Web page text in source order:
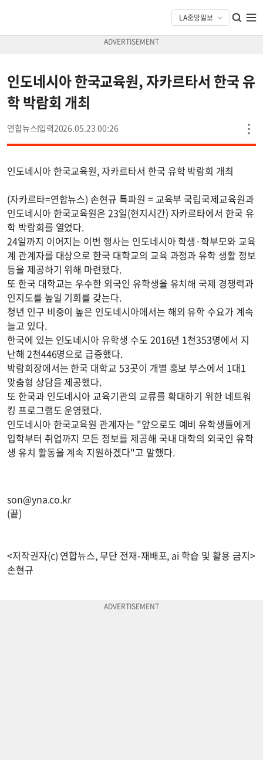
인도네시아 한국교육원, 자카르타서 한국 유
학 박람회 개최
연합뉴스 2026.05.23 00:26
인도네시아 한국교육원, 자카르타서 한국 유학 박람회 개최
(자카르타=연합뉴스) 손현규 특파원 = 교육부 국립국제교육원과
인도네시아 한국교육원은 23일(현지시간) 자카르타에서 한국 유
학 박람회를 열었다.
24일까지 이어지는 이번 행사는 인도네시아 학생·학부모와 교육
계 관계자를 대상으로 한국 대학교의 교육 과정과 유학 생활 정보
등을 제공하기 위해 마련됐다.
또 한국 대학교는 우수한 외국인 유학생을 유치해 국제 경쟁력과
인지도를 높일 기회를 갖는다.
청년 인구 비중이 높은 인도네시아에서는 해외 유학 수요가 계속
늘고 있다.
한국에 있는 인도네시아 유학생 수도 2016년 1천353명에서 지
난해 2천446명으로 급증했다.
박람회장에서는 한국 대학교 53곳이 개별 홍보 부스에서 1대1
맞춤형 상담을 제공했다.
또 한국과 인도네시아 교육기관의 교류를 확대하기 위한 네트워
킹 프로그램도 운영됐다.
인도네시아 한국교육원 관계자는 "앞으로도 예비 유학생들에게
입학부터 취업까지 모든 정보를 제공해 국내 대학의 외국인 유학
생 유치 활동을 계속 지원하겠다"고 말했다.
son@yna.co.kr
(끝)
<저작권자(c) 연합뉴스, 무단 전재-재배포, ai 학습 및 활용 금지>
손현규